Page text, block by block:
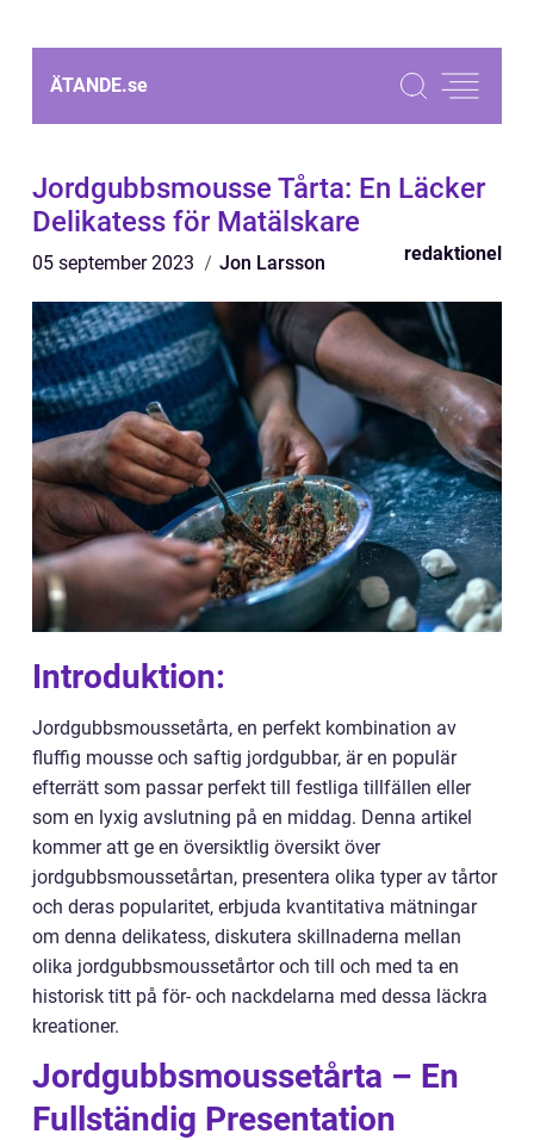
ÄTANDE.se
Jordgubbsmousse Tårta: En Läcker
Delikatess för Matälskare
05 september 2023 Jon Larsson redaktionel
Introduktion:
Jordgubbsmoussetårta, en perfekt kombination av
fluffig mousse och saftig jordgubbar, är en populär
efterrätt som passar perfekt till festliga tillfällen eller
som en lyxig avslutning på en middag. Denna artikel
kommer att ge en översiktlig översikt över
jordgubbsmoussetårtan, presentera olika typer av tårtor
och deras popularitet, erbjuda kvantitativa mätningar
om denna delikatess, diskutera skillnaderna mellan
olika jordgubbsmoussetårtor och till och med ta en
historisk titt på för- och nackdelarna med dessa läckra
kreationer.
Jordgubbsmoussetårta – En
Fullständig Presentation